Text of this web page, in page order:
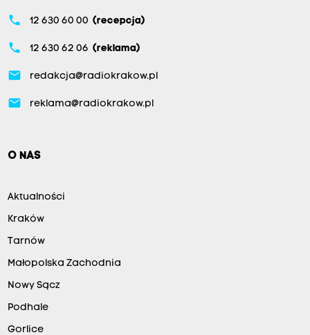
phone 12 630 60 00 (recepcja)
phone 12 630 62 06 (reklama)
email redakcja@radiokrakow.pl
email reklama@radiokrakow.pl
O NAS
Aktualności
Kraków
Tarnów
Małopolska Zachodnia
Nowy Sącz
Podhale
Gorlice